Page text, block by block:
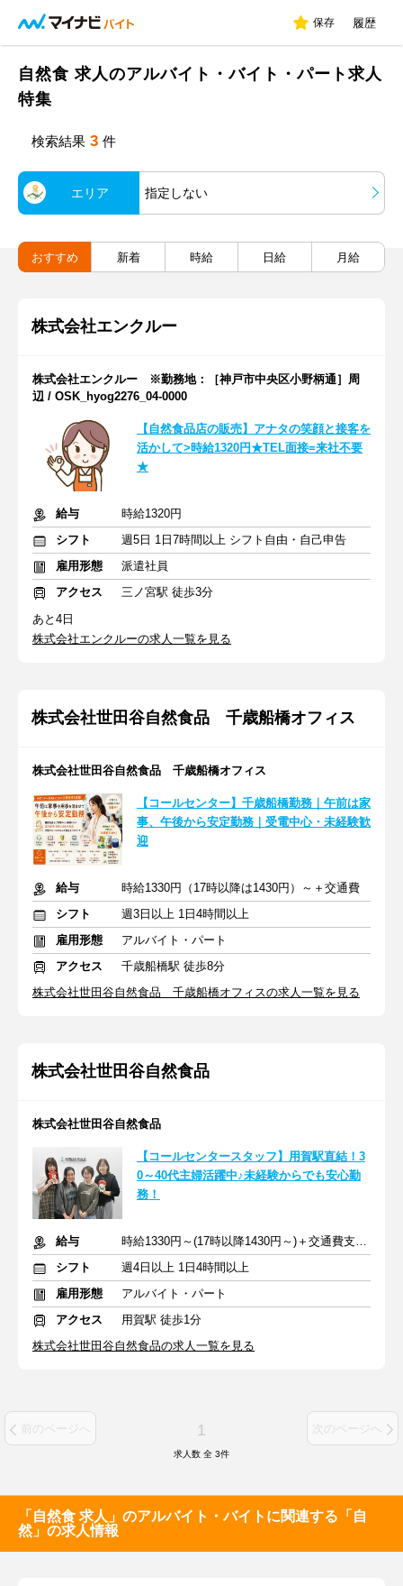
保存 履歴
自然食 求人のアルバイト・バイト・パート求人
特集
検索結果 3 件
エリア 指定しない
おすすめ 新着 時給 日給 月給
株式会社エンクルー
株式会社エンクルー ※勤務地：［神戸市中央区小野柄通］周
辺 / OSK_hyog2276_04-0000
【自然食品店の販売】アナタの笑顔と接客を
活かして>時給1320円★TEL面接=来社不要
★
給与
時給1320円
シフト
週5日 1日7時間以上 シフト自由・自己申告
雇用形態
派遣社員
アクセス
三ノ宮駅 徒歩3分
あと4日
株式会社エンクルーの求人一覧を見る
株式会社世田谷自然食品 千歳船橋オフィス
株式会社世田谷自然食品 千歳船橋オフィス
【コールセンター】千歳船橋勤務｜午前は家
事、午後から安定勤務｜受電中心・未経験歓
迎
給与
時給1330円（17時以降は1430円）～＋交通費
シフト
週3日以上 1日4時間以上
雇用形態
アルバイト・パート
アクセス
千歳船橋駅 徒歩8分
株式会社世田谷自然食品 千歳船橋オフィスの求人一覧を見る
株式会社世田谷自然食品
株式会社世田谷自然食品
【コールセンタースタッフ】用賀駅直結！3
0～40代主婦活躍中♪未経験からでも安心勤
務！
給与
時給1330円～(17時以降1430円～)＋交通費支給(1日2000円まで)
シフト
週4日以上 1日4時間以上
雇用形態
アルバイト・パート
アクセス
用賀駅 徒歩1分
株式会社世田谷自然食品の求人一覧を見る
前のページへ 1 次のページへ
求人数 全 3件
「自然食 求人」のアルバイト・バイトに関連する「自
然」の求人情報